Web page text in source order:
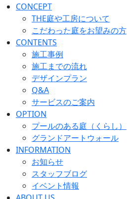
CONCEPT
THE庭や工房について
こだわった庭をお望みの方
CONTENTS
施工事例
施工までの流れ
デザインプラン
Q&A
サービスのご案内
OPTION
プールのある庭（くらし）
グランドアートウォール
INFORMATION
お知らせ
スタッフブログ
イベント情報